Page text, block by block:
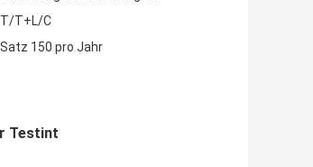
T/T+L/C
Satz 150 pro Jahr
Testint